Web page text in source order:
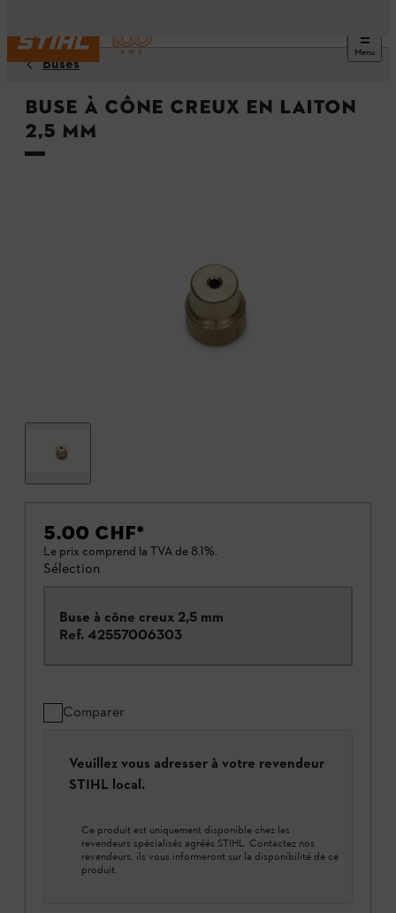
Menu
Buses
Buse à cône creux en laiton
2,5 mm
5.00 CHF*
Le prix comprend la TVA de 8.1%.
Sélection
Buse à cône creux 2,5 mm
Ref. 42557006303
Comparer
Veuillez vous adresser à votre revendeur
STIHL local.
Ce produit est uniquement disponible chez les
revendeurs spécialisés agréés STIHL. Contactez nos
revendeurs, ils vous informeront sur la disponibilité de ce
produit.